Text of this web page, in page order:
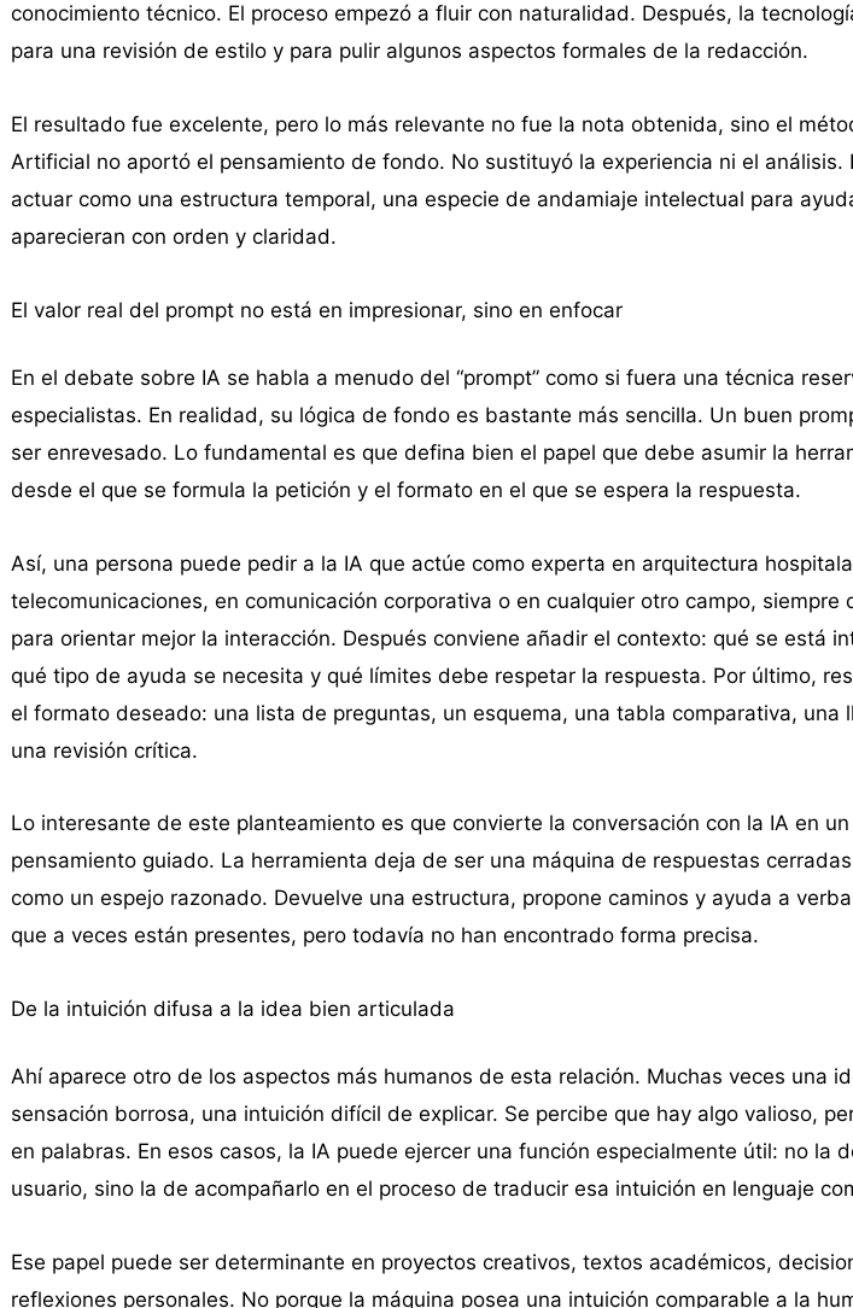
conocimiento técnico. El proceso empezó a fluir con naturalidad. Después, la
para una revisión de estilo y para pulir algunos aspectos formales de la redacción.
El resultado fue excelente, pero lo más relevante no fue la nota obtenida, sino el
Artificial no aportó el pensamiento de fondo. No sustituyó la experiencia ni el análisis.
actuar como una estructura temporal, una especie de andamiaje intelectual para
aparecieran con orden y claridad.
El valor real del prompt no está en impresionar, sino en enfocar
En el debate sobre IA se habla a menudo del “prompt” como si fuera una técnica
especialistas. En realidad, su lógica de fondo es bastante más sencilla. Un buen
ser enrevesado. Lo fundamental es que defina bien el papel que debe asumir la
desde el que se formula la petición y el formato en el que se espera la respuesta.
Así, una persona puede pedir a la IA que actúe como experta en arquitectura
telecomunicaciones, en comunicación corporativa o en cualquier otro campo, siempre
para orientar mejor la interacción. Después conviene añadir el contexto: qué se está
qué tipo de ayuda se necesita y qué límites debe respetar la respuesta. Por último,
el formato deseado: una lista de preguntas, un esquema, una tabla comparativa, una
una revisión crítica.
Lo interesante de este planteamiento es que convierte la conversación con la IA en
pensamiento guiado. La herramienta deja de ser una máquina de respuestas
como un espejo razonado. Devuelve una estructura, propone caminos y ayuda a
que a veces están presentes, pero todavía no han encontrado forma precisa.
De la intuición difusa a la idea bien articulada
Ahí aparece otro de los aspectos más humanos de esta relación. Muchas veces una
sensación borrosa, una intuición difícil de explicar. Se percibe que hay algo valioso,
en palabras. En esos casos, la IA puede ejercer una función especialmente útil: no la
usuario, sino la de acompañarlo en el proceso de traducir esa intuición en lenguaje
Ese papel puede ser determinante en proyectos creativos, textos académicos,
reflexiones personales. No porque la máquina posea una intuición comparable a la